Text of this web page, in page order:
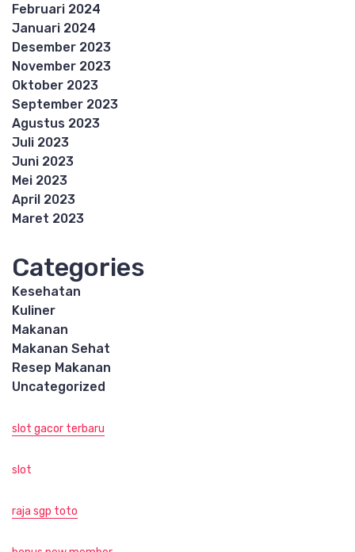
Februari 2024
Januari 2024
Desember 2023
November 2023
Oktober 2023
September 2023
Agustus 2023
Juli 2023
Juni 2023
Mei 2023
April 2023
Maret 2023
Categories
Kesehatan
Kuliner
Makanan
Makanan Sehat
Resep Makanan
Uncategorized
slot gacor terbaru
slot
raja sgp toto